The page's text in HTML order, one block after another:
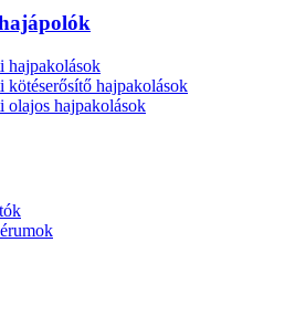
hajpakolások
kötéserősítő hajpakolások
olajos hajpakolások